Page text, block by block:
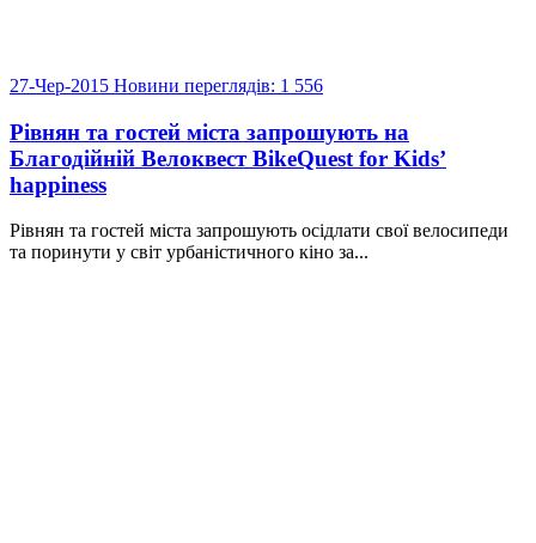
27-Чер-2015 Новини переглядів: 1 556
Рівнян та гостей міста запрошують на
Благодійній Велоквест BikeQuest for Kids’
happiness
Рівнян та гостей міста запрошують осідлати свої велосипеди
та поринути у світ урбаністичного кіно за...